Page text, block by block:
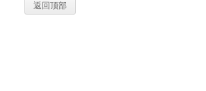
返回顶部